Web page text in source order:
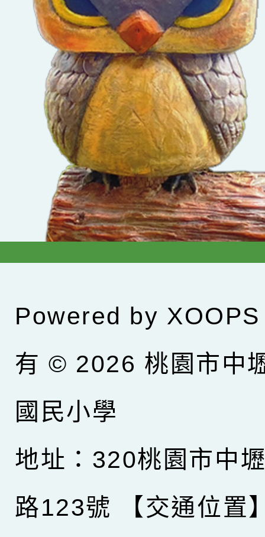
Powered by XOOPS
有 © 2026 桃園市中
國民小學
地址：320桃園市中
路123號
【交通位置